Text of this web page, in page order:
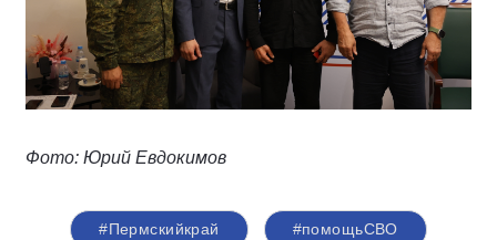
Фото: Юрий Евдокимов
#Пермскийкрай #помощьСВО